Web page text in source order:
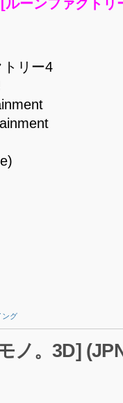
ーンファクトリ
リー4
ング
ノ。3D]